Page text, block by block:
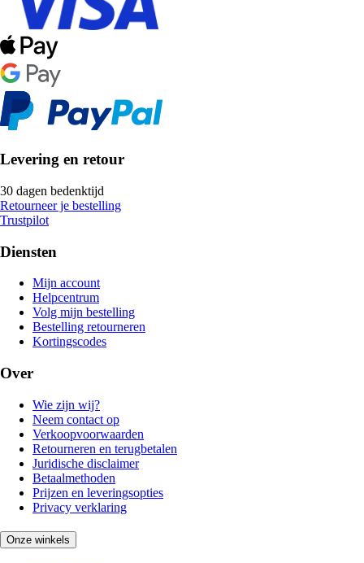
Levering en retour
30 dagen bedenktijd
Retourneer je bestelling
Trustpilot
Diensten
Mijn account
Helpcentrum
Volg mijn bestelling
Bestelling retourneren
Kortingscodes
Over
Wie zijn wij?
Neem contact op
Verkoopvoorwaarden
Retourneren en terugbetalen
Juridische disclaimer
Betaalmethoden
Prijzen en leveringsopties
Privacy verklaring
Onze winkels